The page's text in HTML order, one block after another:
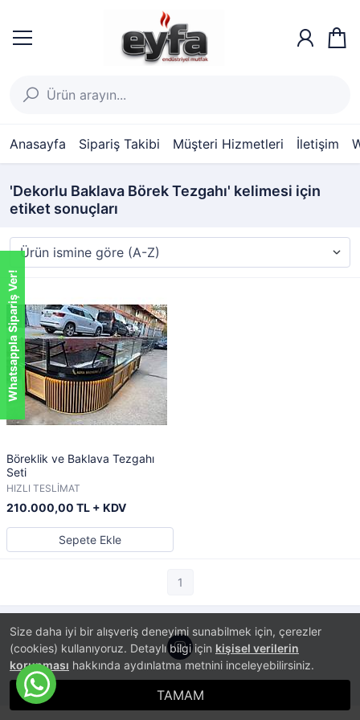
Anasayfa Sipariş Takibi Müşteri Hizmetleri İletişim
Size daha iyi bir alışveriş deneyimi sunabilmek için, çerezler
(cookies) kullanıyoruz. Detaylı bilgi için kişisel verilerin
korunması hakkında aydınlatma metnini inceleyebilirsiniz.
TAMAM
'Dekorlu Baklava Börek Tezgahı' kelimesi için
etiket sonuçları
Böreklik ve Baklava Tezgahı
Seti
HIZLI TESLİMAT
210.000,00 TL + KDV
Sepete Ekle
1
PlatinMarket E-Ticaret Sistemi
Whatsappla Sipariş Ver!